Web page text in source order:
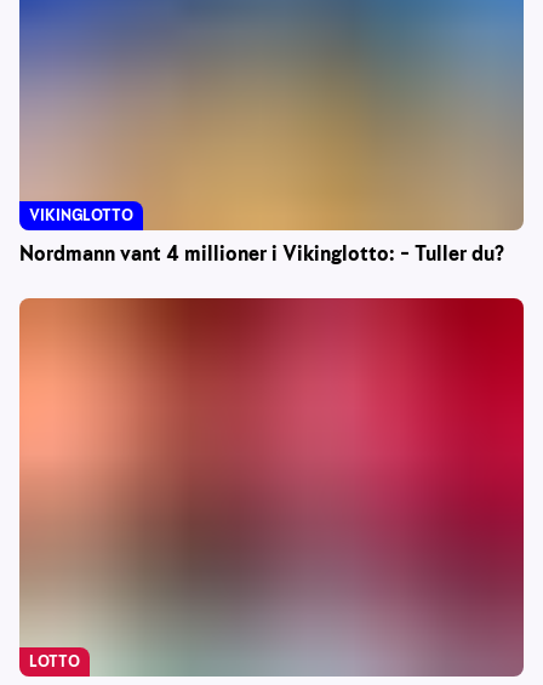
Nordmann vant 4 millioner i Vikinglotto: – Tuller du?
VIKINGLOTTO
LOTTO